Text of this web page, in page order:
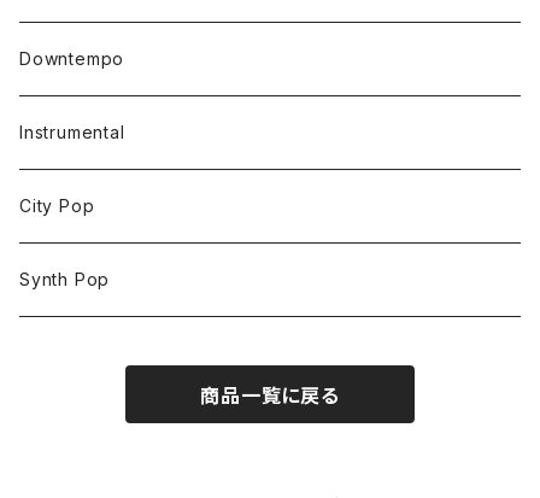
Downtempo
Instrumental
City Pop
Synth Pop
商品一覧に戻る